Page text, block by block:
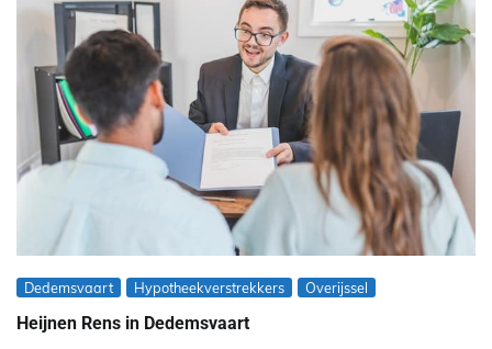
Dedemsvaart Hypotheekverstrekkers Overijssel
Heijnen Rens in Dedemsvaart